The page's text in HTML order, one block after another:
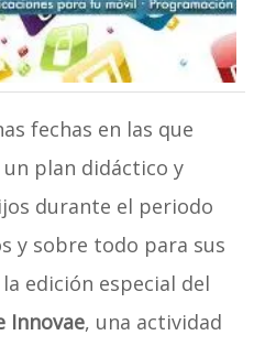
fechas en las que
plan didáctico y
durante el periodo
y sobre todo para sus
edición especial del
Innovae, una actividad